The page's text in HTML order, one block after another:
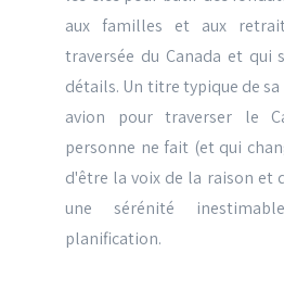
aux familles et aux
traversée du Canada et qui
détails. Un titre typique de
avion pour traverser le
personne ne fait (et qui
d'être la voix de la raison et
une sérénité
planification.